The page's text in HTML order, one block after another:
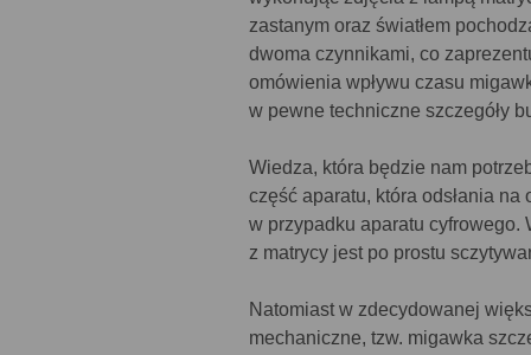
zastanym oraz światłem
dwoma czynnikami, co
omówienia wpływu czasu
w pewne techniczne szczegóły
Wiedza, która będzie nam
część aparatu, która odsłania na
w przypadku aparatu cyfrowego.
z matrycy jest po prostu
Natomiast w zdecydowanej
mechaniczne, tzw. migawka